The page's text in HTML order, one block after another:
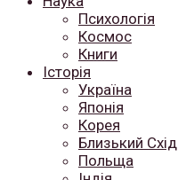
Психологія
Космос
Книги
Історія
Україна
Японія
Корея
Близький Схід
Польща